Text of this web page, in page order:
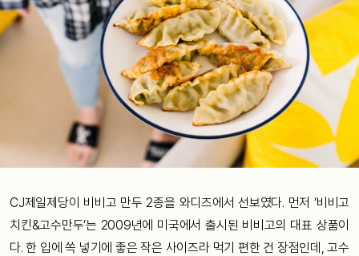
CJ제일제당이 비비고 만두 2종을 와디즈에서 선보였다. 먼저 ‘비비고
치킨&고수만두’는 2009년에 미국에서 출시된 비비고의 대표 상품이
다. 한 입에 쏙 넣기에 좋은 작은 사이즈라 먹기 편한 건 장점인데, 고수